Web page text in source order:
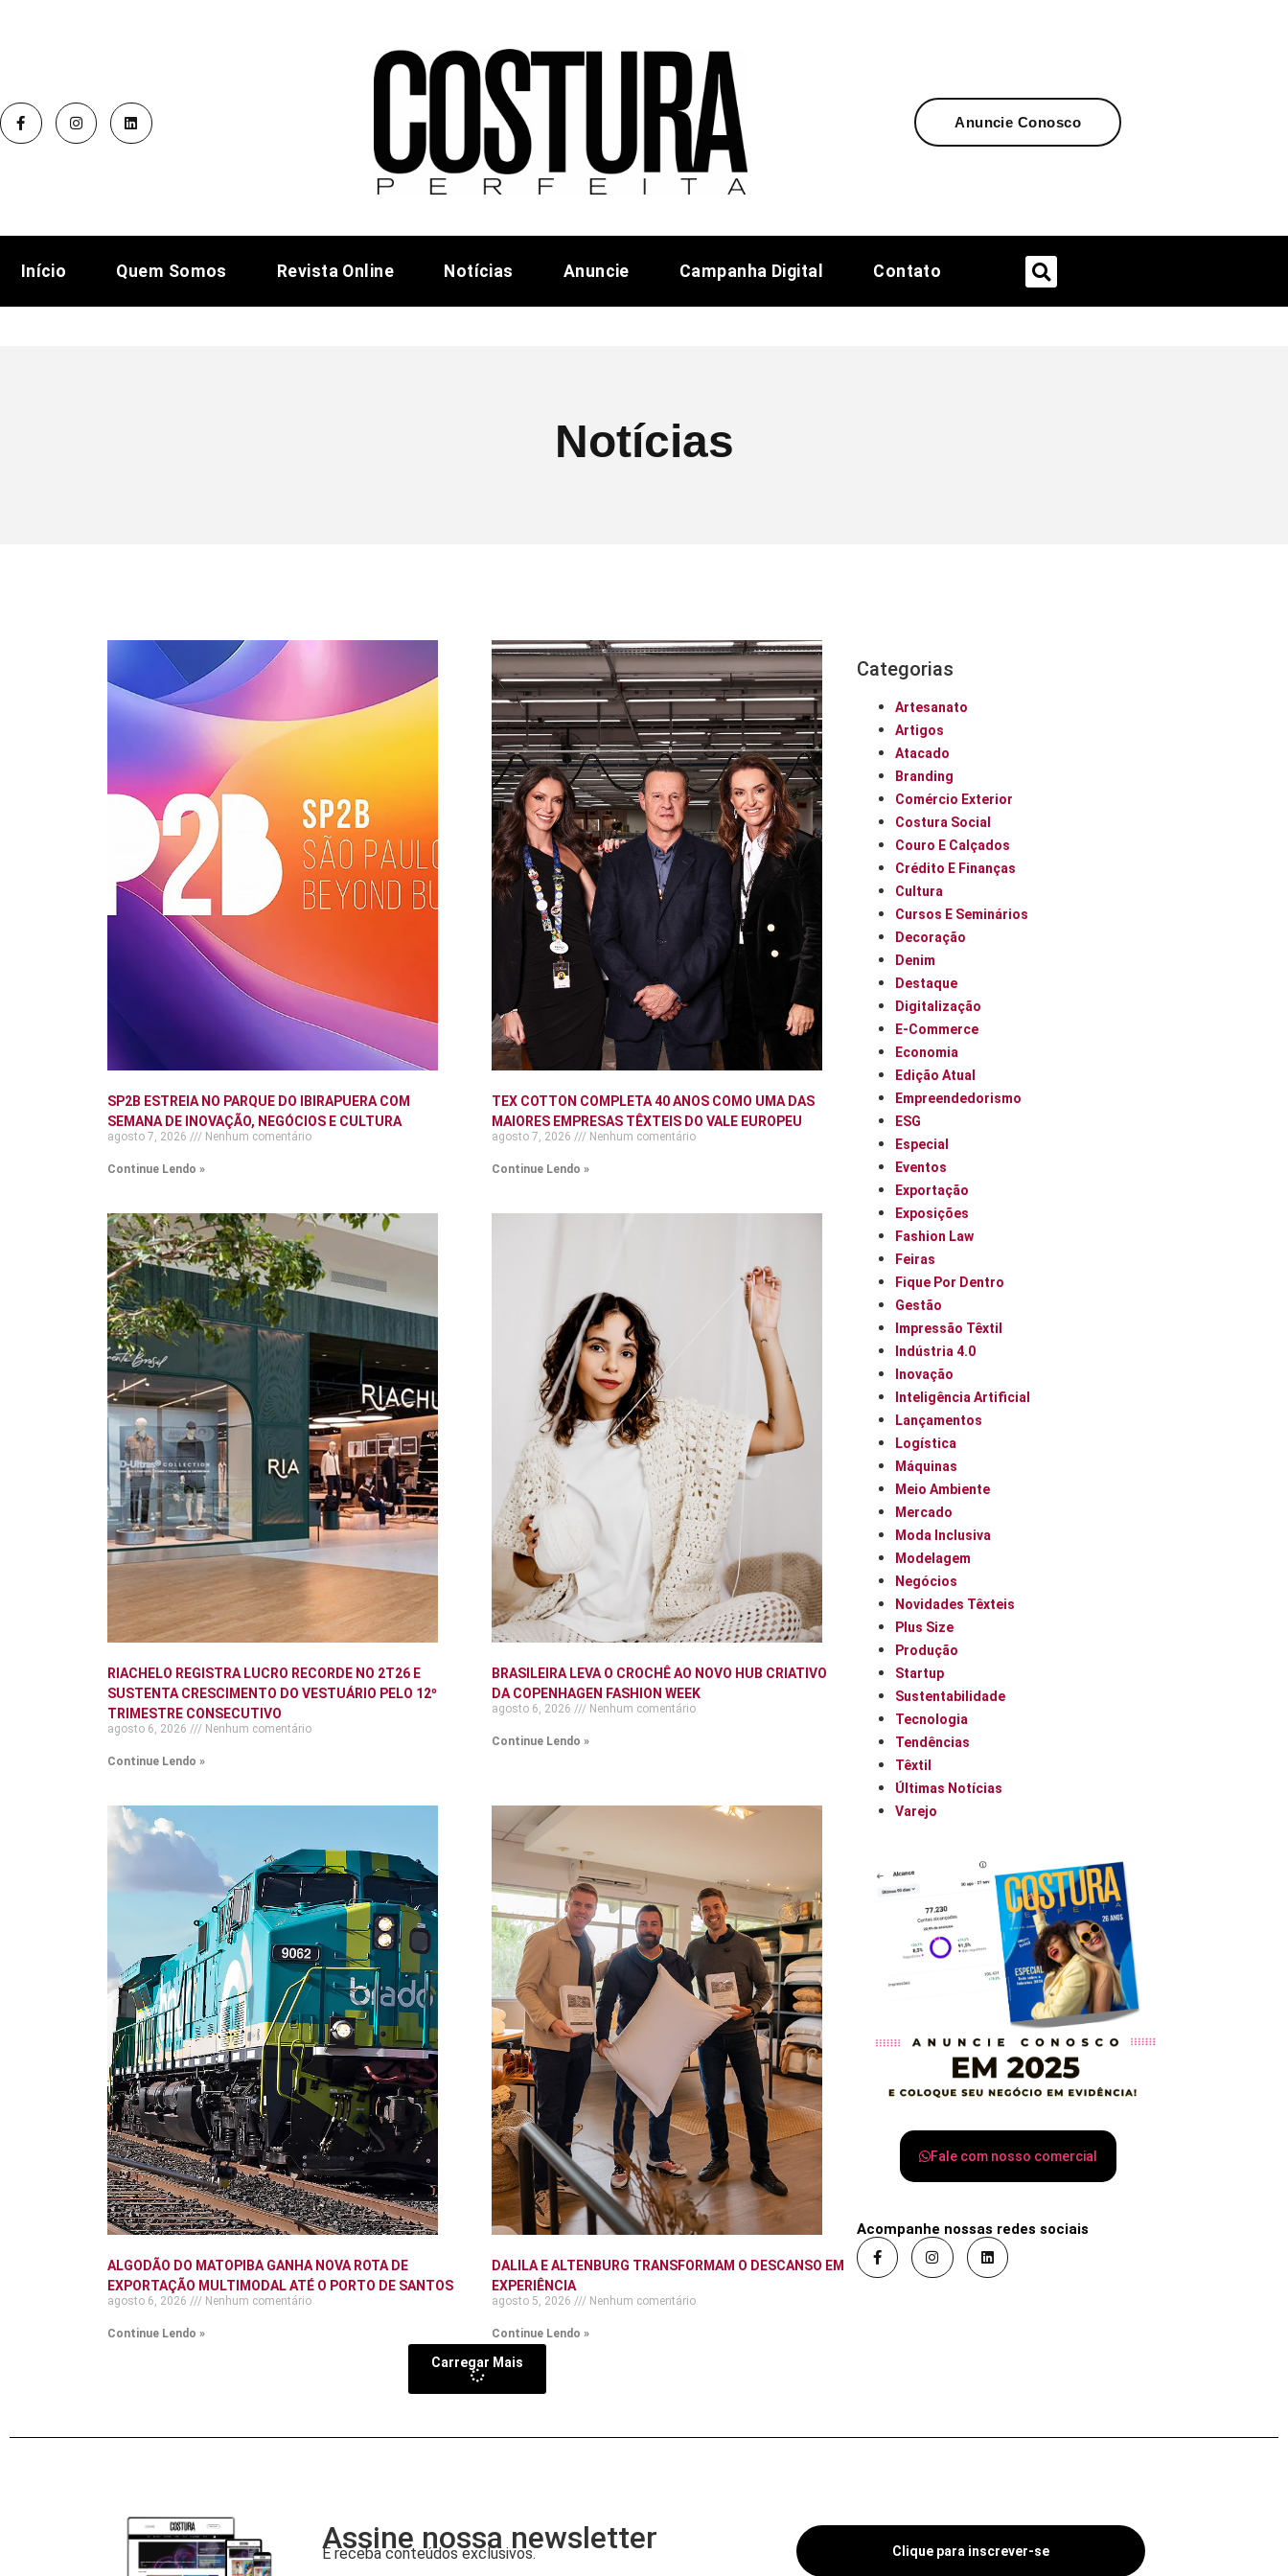
Anuncie Conosco
Início Quem Somos Revista Online Notícias Anuncie Campanha Digital Contato
Notícias
SP2B ESTREIA NO PARQUE DO IBIRAPUERA COM
SEMANA DE INOVAÇÃO, NEGÓCIOS E CULTURA
agosto 7, 2026 Nenhum comentário
Continue Lendo »
TEX COTTON COMPLETA 40 ANOS COMO UMA DAS
MAIORES EMPRESAS TÊXTEIS DO VALE EUROPEU
agosto 7, 2026 Nenhum comentário
Continue Lendo »
RIACHELO REGISTRA LUCRO RECORDE NO 2T26 E
SUSTENTA CRESCIMENTO DO VESTUÁRIO PELO 12º
TRIMESTRE CONSECUTIVO
agosto 6, 2026 Nenhum comentário
Continue Lendo »
BRASILEIRA LEVA O CROCHÊ AO NOVO HUB CRIATIVO
DA COPENHAGEN FASHION WEEK
agosto 6, 2026 Nenhum comentário
Continue Lendo »
ALGODÃO DO MATOPIBA GANHA NOVA ROTA DE
EXPORTAÇÃO MULTIMODAL ATÉ O PORTO DE SANTOS
agosto 6, 2026 Nenhum comentário
Continue Lendo »
DALILA E ALTENBURG TRANSFORMAM O DESCANSO EM
EXPERIÊNCIA
agosto 5, 2026 Nenhum comentário
Continue Lendo »
Carregar Mais
Categorias
Artesanato
Artigos
Atacado
Branding
Comércio Exterior
Costura Social
Couro E Calçados
Crédito E Finanças
Cultura
Cursos E Seminários
Decoração
Denim
Destaque
Digitalização
E-Commerce
Economia
Edição Atual
Empreendedorismo
ESG
Especial
Eventos
Exportação
Exposições
Fashion Law
Feiras
Fique Por Dentro
Gestão
Impressão Têxtil
Indústria 4.0
Inovação
Inteligência Artificial
Lançamentos
Logística
Máquinas
Meio Ambiente
Mercado
Moda Inclusiva
Modelagem
Negócios
Novidades Têxteis
Plus Size
Produção
Startup
Sustentabilidade
Tecnologia
Tendências
Têxtil
Últimas Notícias
Varejo
Fale com nosso comercial
Acompanhe nossas redes sociais
Assine nossa newsletter
E receba conteúdos exclusivos. Clique para inscrever-se